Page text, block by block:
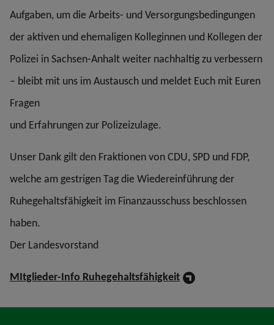
Aufgaben, um die Arbeits- und Versorgungsbedingungen
der aktiven und ehemaligen Kolleginnen und Kollegen der
Polizei in Sachsen-Anhalt weiter nachhaltig zu verbessern
– bleibt mit uns im Austausch und meldet Euch mit Euren
Fragen
und Erfahrungen zur Polizeizulage.
Unser Dank gilt den Fraktionen von CDU, SPD und FDP,
welche am gestrigen Tag die Wiedereinführung der
Ruhegehaltsfähigkeit im Finanzausschuss beschlossen
haben.
Der Landesvorstand
MItglieder-Info Ruhegehaltsfähigkeit